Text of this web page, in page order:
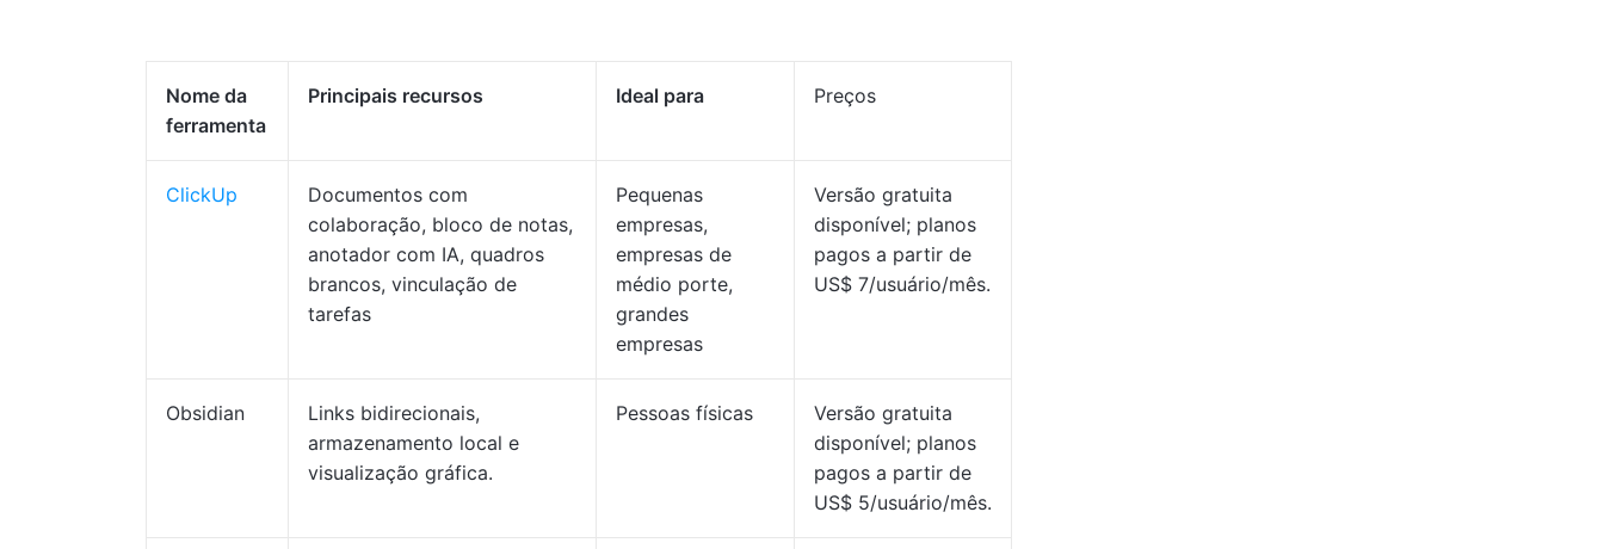
Nome da
ferramenta
Principais recursos Ideal para Preços
ClickUp
Documentos com
colaboração, bloco de notas,
anotador com IA, quadros
brancos, vinculação de
tarefas
Pequenas
empresas,
empresas de
médio porte,
grandes
empresas
Versão gratuita
disponível; planos
pagos a partir de
US$ 7/usuário/mês.
Obsidian
Links bidirecionais,
armazenamento local e
visualização gráfica.
Pessoas físicas
Versão gratuita
disponível; planos
pagos a partir de
US$ 5/usuário/mês.